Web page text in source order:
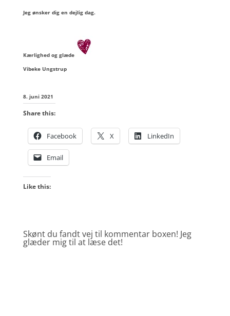
Jeg ønsker dig en dejlig dag.
Kærlighed og glæde
Vibeke Ungstrup
8. juni 2021
Share this:
Facebook X LinkedIn
Email
Like this:
Skønt du fandt vej til kommentar boxen! Jeg
glæder mig til at læse det!